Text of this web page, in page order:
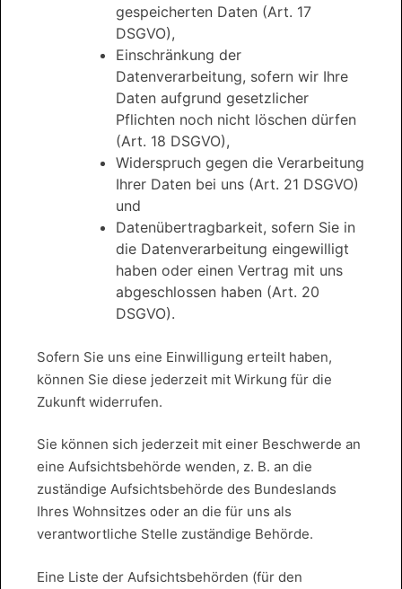
gespeicherten Daten (Art. 17
DSGVO),
Einschränkung der
Datenverarbeitung, sofern wir Ihre
Daten aufgrund gesetzlicher
Pflichten noch nicht löschen dürfen
(Art. 18 DSGVO),
Widerspruch gegen die Verarbeitung
Ihrer Daten bei uns (Art. 21 DSGVO)
und
Datenübertragbarkeit, sofern Sie in
die Datenverarbeitung eingewilligt
haben oder einen Vertrag mit uns
abgeschlossen haben (Art. 20
DSGVO).
Sofern Sie uns eine Einwilligung erteilt haben,
können Sie diese jederzeit mit Wirkung für die
Zukunft widerrufen.
Sie können sich jederzeit mit einer Beschwerde an
eine Aufsichtsbehörde wenden, z. B. an die
zuständige Aufsichtsbehörde des Bundeslands
Ihres Wohnsitzes oder an die für uns als
verantwortliche Stelle zuständige Behörde.
Eine Liste der Aufsichtsbehörden (für den